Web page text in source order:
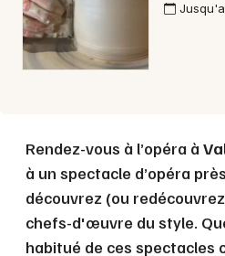
Mon email
Rendez-vous à l’opéra à
à un spectacle d’opéra
découvrez (ou
chefs-d'œuvre du style.
habitué de ces spectacles